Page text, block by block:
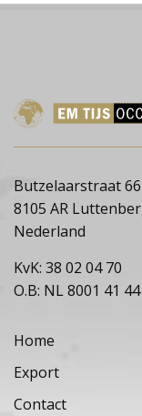
Butzelaarstraat 66
8105 AR
Nederland
KvK: 38 02 04 70
O.B: NL 8001 41
Home
Export
Contact